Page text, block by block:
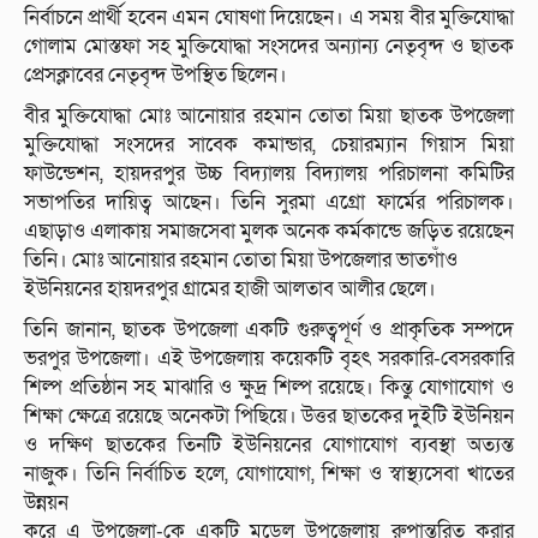
নির্বাচনে প্রার্থী হবেন এমন ঘোষণা দিয়েছেন। এ সময় বীর মুক্তিযোদ্ধা
গোলাম মোস্তফা সহ মুক্তিযোদ্ধা সংসদের অন্যান্য নেতৃবৃন্দ ও ছাতক
প্রেসক্লাবের নেতৃবৃন্দ উপস্থিত ছিলেন।
বীর মুক্তিযোদ্ধা মোঃ আনোয়ার রহমান তোতা মিয়া ছাতক উপজেলা
মুক্তিযোদ্ধা সংসদের সাবেক কমান্ডার, চেয়ারম্যান গিয়াস মিয়া
ফাউন্ডেশন, হায়দরপুর উচ্চ বিদ্যালয় বিদ্যালয় পরিচালনা কমিটির
সভাপতির দায়িত্ব আছেন। তিনি সুরমা এগ্রো ফার্মের পরিচালক।
এছাড়াও এলাকায় সমাজসেবা মুলক অনেক কর্মকান্ডে জড়িত রয়েছেন
তিনি। মোঃ আনোয়ার রহমান তোতা মিয়া উপজেলার ভাতগাঁও
ইউনিয়নের হায়দরপুর গ্রামের হাজী আলতাব আলীর ছেলে।
তিনি জানান, ছাতক উপজেলা একটি গুরুত্বপূর্ণ ও প্রাকৃতিক সম্পদে
ভরপুর উপজেলা। এই উপজেলায় কয়েকটি বৃহৎ সরকারি-বেসরকারি
শিল্প প্রতিষ্ঠান সহ মাঝারি ও ক্ষুদ্র শিল্প রয়েছে। কিন্তু যোগাযোগ ও
শিক্ষা ক্ষেত্রে রয়েছে অনেকটা পিছিয়ে। উত্তর ছাতকের দুইটি ইউনিয়ন
ও দক্ষিণ ছাতকের তিনটি ইউনিয়নের যোগাযোগ ব্যবস্থা অত্যন্ত
নাজুক। তিনি নির্বাচিত হলে, যোগাযোগ, শিক্ষা ও স্বাস্থ্যসেবা খাতের
উন্নয়ন
করে এ উপজেলা-কে একটি মডেল উপজেলায় রুপান্তরিত করার